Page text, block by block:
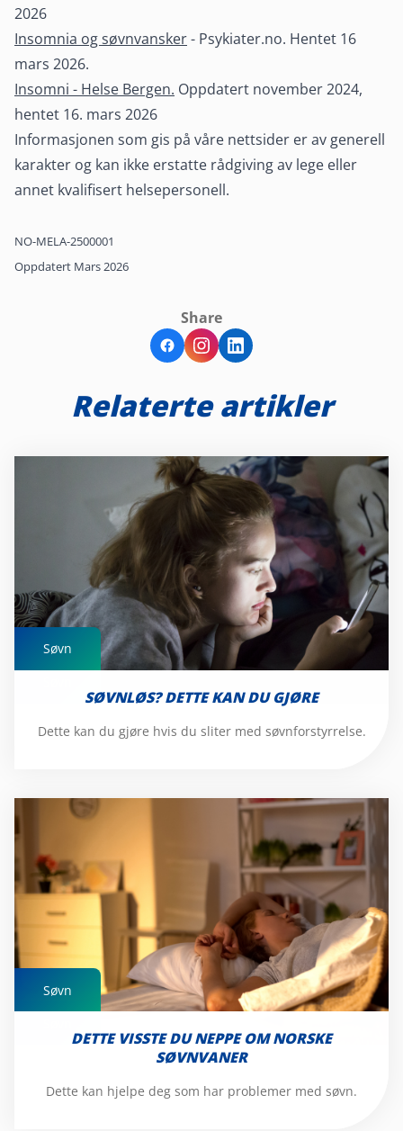
2026
Insomnia og søvnvansker- Psykiater.no. Hentet 16
mars 2026.
Insomni - Helse Bergen. Oppdatert november 2024,
hentet 16. mars 2026
Informasjonen som gis på våre nettsider er av generell
karakter og kan ikke erstatte rådgiving av lege eller
annet kvalifisert helsepersonell.
NO-MELA-2500001
Oppdatert Mars 2026
Share
Relaterte artikler
Søvn
SØVNLØS? DETTE KAN DU GJØRE
Dette kan du gjøre hvis du sliter med søvnforstyrrelse.
Søvn
DETTE VISSTE DU NEPPE OM NORSKE
SØVNVANER
Dette kan hjelpe deg som har problemer med søvn.